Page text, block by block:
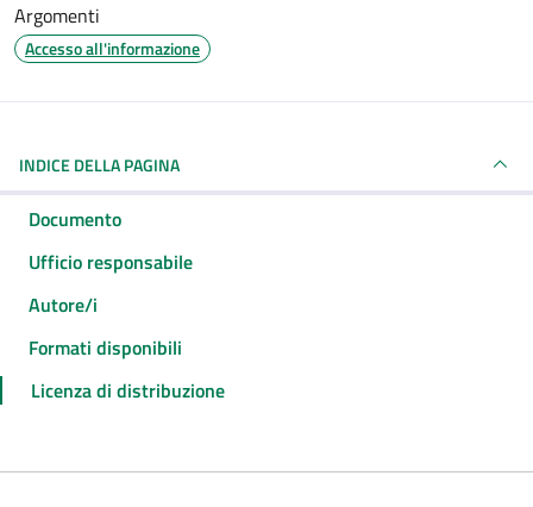
Argomenti
Accesso all'informazione
INDICE DELLA PAGINA
Documento
Ufficio responsabile
Autore/i
Formati disponibili
Licenza di distribuzione